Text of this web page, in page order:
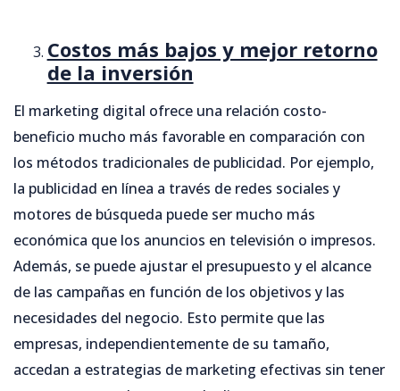
Costos más bajos y mejor retorno
de la inversión
El marketing digital ofrece una relación costo-
beneficio mucho más favorable en comparación con
los métodos tradicionales de publicidad. Por ejemplo,
la publicidad en línea a través de redes sociales y
motores de búsqueda puede ser mucho más
económica que los anuncios en televisión o impresos.
Además, se puede ajustar el presupuesto y el alcance
de las campañas en función de los objetivos y las
necesidades del negocio. Esto permite que las
empresas, independientemente de su tamaño,
accedan a estrategias de marketing efectivas sin tener